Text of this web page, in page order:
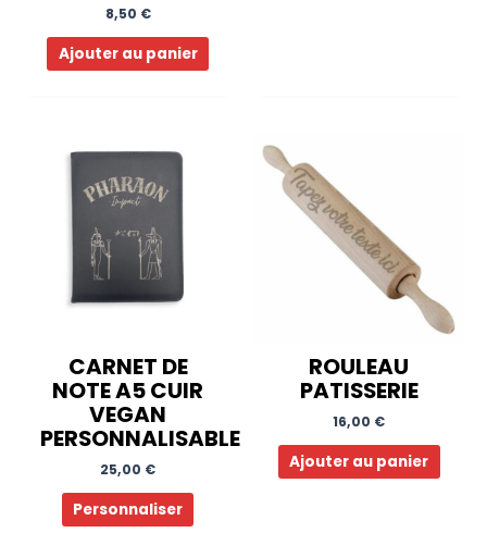
8,50 €
Ajouter au panier
CARNET DE
NOTE A5 CUIR
VEGAN
PERSONNALISABLE
25,00 €
Personnaliser
ROULEAU
PATISSERIE
16,00 €
Ajouter au panier